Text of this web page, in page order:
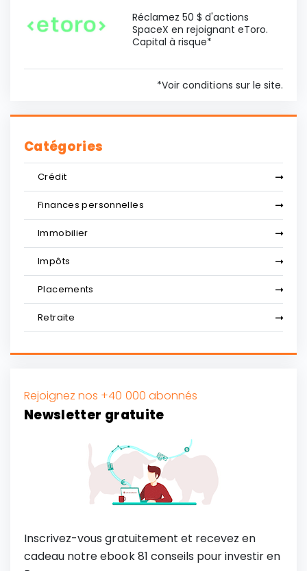
Réclamez 50 $ d'actions
SpaceX en rejoignant eToro.
Capital à risque*
*Voir conditions sur le site.
Catégories
Crédit
Finances personnelles
Immobilier
Impôts
Placements
Retraite
Rejoignez nos +40 000 abonnés
Newsletter gratuite
Inscrivez-vous gratuitement et recevez en
cadeau notre ebook 81 conseils pour investir en